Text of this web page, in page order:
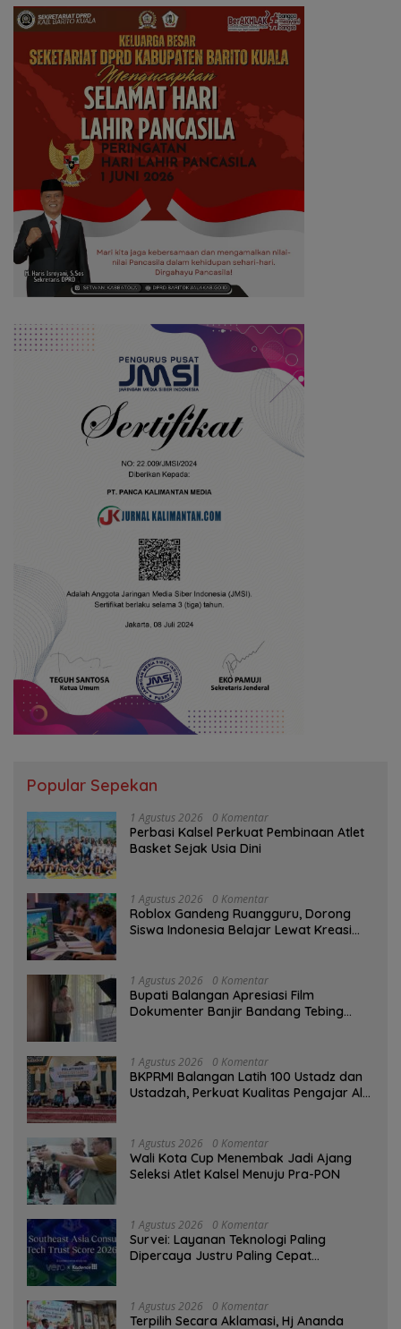
Popular Sepekan
1 Agustus 2026 0 Komentar
Perbasi Kalsel Perkuat Pembinaan Atlet
Basket Sejak Usia Dini
1 Agustus 2026 0 Komentar
Roblox Gandeng Ruangguru, Dorong
Siswa Indonesia Belajar Lewat Kreasi
1 Agustus 2026 0 Komentar
Bupati Balangan Apresiasi Film
Dokumenter Banjir Bandang Tebing
1 Agustus 2026 0 Komentar
BKPRMI Balangan Latih 100 Ustadz dan
Ustadzah, Perkuat Kualitas Pengajar Al-
1 Agustus 2026 0 Komentar
Wali Kota Cup Menembak Jadi Ajang
Seleksi Atlet Kalsel Menuju Pra-PON
1 Agustus 2026 0 Komentar
Survei: Layanan Teknologi Paling
Dipercaya Justru Paling Cepat
1 Agustus 2026 0 Komentar
‎Terpilih Secara Aklamasi, Hj Ananda